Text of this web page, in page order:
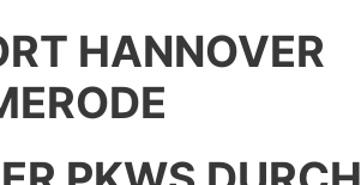
HANNOVER